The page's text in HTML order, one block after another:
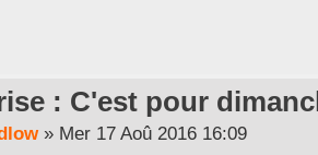
: C'est pour
» Mer 17 Aoû 2016 16:09